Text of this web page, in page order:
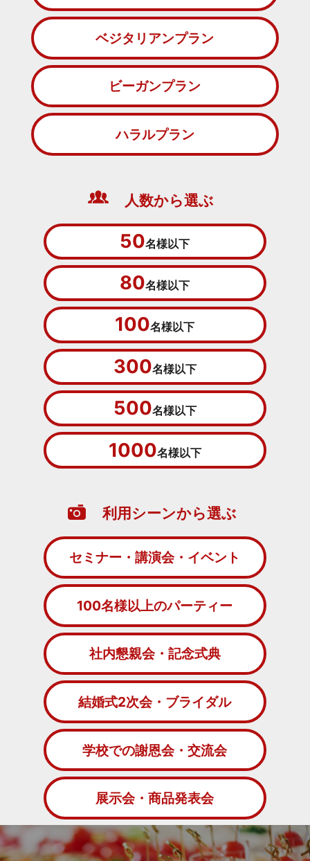
ベジタリアンプラン
ビーガンプラン
ハラルプラン
人数から選ぶ
50名様以下
80名様以下
100名様以下
300名様以下
500名様以下
1000名様以下
利用シーンから選ぶ
セミナー・講演会・イベント
100名様以上のパーティー
社内懇親会・記念式典
結婚式2次会・ブライダル
学校での謝恩会・交流会
展示会・商品発表会